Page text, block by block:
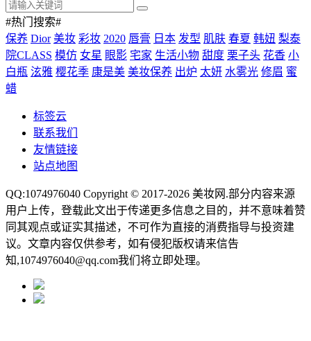
#热门搜索#
保养 Dior 美妆 彩妆 2020 唇膏 日本 发型 肌肤 春夏 韩妞 梨泰
院CLASS 模仿 女星 眼影 宅家 生活小物 甜度 栗子头 花香 小
白瓶 泫雅 樱花季 康是美 美妆保养 出炉 太妍 水雾光 修眉 蜜
蜡
标签云
联系我们
友情链接
站点地图
QQ:1074976040 Copyright © 2017-2026 美妆网 .部分内容来源
用户上传，登载此文出于传递更多信息之目的，并不意味着赞
同其观点或证实其描述，不可作为直接的消费指导与投资建
议。文章内容仅供参考，如有侵犯版权请来信告
知,1074976040@qq.com我们将立即处理。